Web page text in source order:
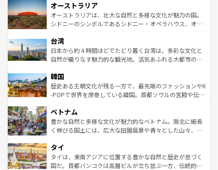
部のニューオーリンズでは、音楽と美食が融合した独特の
文化が魅力。旅行者はアメリカの各地域で異なる魅力を楽
しみながら、その多様性と豊かな歴史を感じることができ
ならではの贅沢な旅のスタイルだ。 なお、新着のアメリカ
情報はコンテンツ一覧を参照してほしい。
ワイ島は見逃せない。また、定番の観光地といえばオアフ
島だが、静かな自然を求めるならマウイ島やカウアイ島が
おすすめ。エメラルドグリーンに輝く海をはじめ、豊かな
れるおもてなしの心で訪れる人々を迎えてくれるハワイの
人々、おいしいローカルフードやハワイアンミュージッ
ク、伝統的なフラダンスなど、すべてがハワイの魅力を彩
ワイを、存分に味わってほしい。 なお、新着のハワイ情報
はコンテンツ一覧を参照してほしい。
オーストラリア
オーストラリアは、壮大な自然と多様な文化が魅力の国。
シドニーのシンボルであるシドニー・オペラハウス、オー
リアリーフや大陸中央部にそびえるウルル（エアーズロッ
ク）、タスマニアの美しい原生林やケアンズの熱帯雨林な
ど、見どころがたくさん。また、カフェやワイン、オージ
いる。アクティビティも充実しており、サーフィンやダイ
ビング、ハイキングなど、アウトドア好きにはたまらな
い。オーストラリアの多彩な魅力を存分に味わいつくそ
参照してほしい。
台湾
日本から約４時間ほどでたどり着く台湾は、多彩な文化と
自然が織りなす魅力的な観光地。活気あふれる大都市の台
ン）、静ひつな山岳地帯である台湾東部など、都市の喧騒
と山間の静けさが共存しており、訪れる人に新しい発見と
驚きをもたらしてくれる。また、奥深い台湾の食文化も魅
容にもいいと評判のスイーツなど、バラエティ豊かな料理
が味わえる。 なお、新着の台湾情報は コンテンツ一覧を参
照してほしい。
韓国
歴史ある王朝文化が残る一方で、最先端のファッションやK
-POPで世界を席巻している韓国。首都ソウルの宮殿や伝統
き、地方に足を延ばせば四季折々の自然美を楽しむことが
できる。そして、キムチや焼肉、絶品のストリートフード
まで、さまざまな韓国料理が待っている。夜には、韓国な
リティに包まれながら、韓国の多彩な魅力を心ゆくまで味
わってみてほしい。 なお、新着の韓国情報はコンテンツ一
覧を参照してほしい。
ベトナム
豊かな自然と多様な文化が魅力的なベトナム。南北に細長
く伸びる国土には、広大な田園風景や青々とした山々、世
急速な発展と共に伝統が息づく。ハノイの古い町並みやホ
ーチミン市のフランス統治時代の建物も、独特の雰囲気を
醸し出している。また、バラエティの豊かさとおいしさで
タイ
タイは、東南アジアに位置する豊かな自然と歴史が息づく
国だ。首都バンコクは高層ビルが立ち並ぶ一方、伝統的な